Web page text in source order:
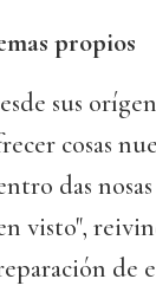
propios
sus
cosas
das
visto",
de